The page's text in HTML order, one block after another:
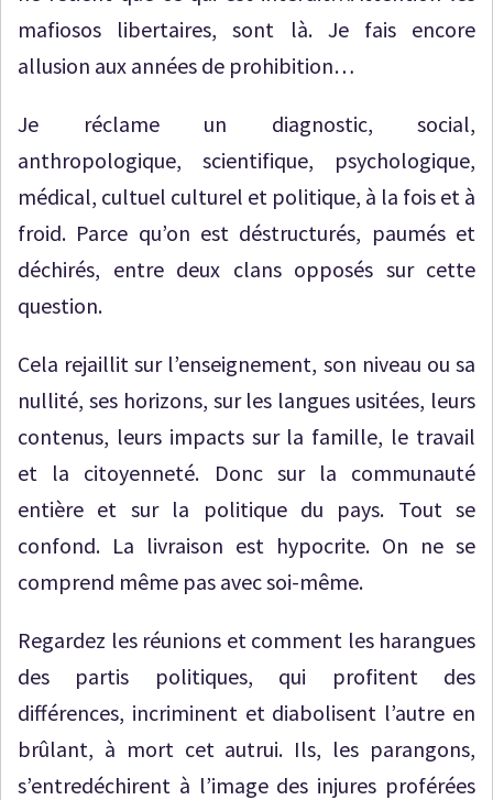
mafiosos libertaires, sont là. Je fais encore
allusion aux années de prohibition…
Je réclame un diagnostic, social,
anthropologique, scientifique, psychologique,
médical, cultuel culturel et politique, à la fois et à
froid. Parce qu’on est déstructurés, paumés et
déchirés, entre deux clans opposés sur cette
question.
Cela rejaillit sur l’enseignement, son niveau ou sa
nullité, ses horizons, sur les langues usitées, leurs
contenus, leurs impacts sur la famille, le travail
et la citoyenneté. Donc sur la communauté
entière et sur la politique du pays. Tout se
confond. La livraison est hypocrite. On ne se
comprend même pas avec soi-même.
Regardez les réunions et comment les harangues
des partis politiques, qui profitent des
différences, incriminent et diabolisent l’autre en
brûlant, à mort cet autrui. Ils, les parangons,
s’entredéchirent à l’image des injures proférées